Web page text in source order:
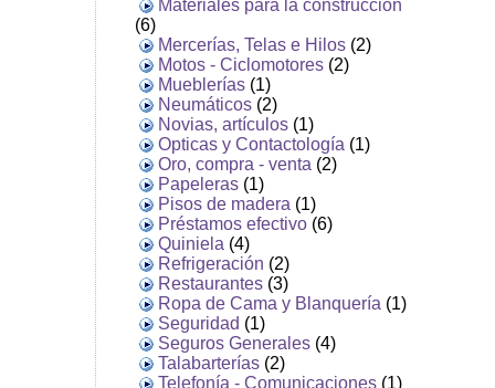
Materiales para la construcción
(6)
Mercerías, Telas e Hilos (2)
Motos - Ciclomotores (2)
Mueblerías (1)
Neumáticos (2)
Novias, artículos (1)
Opticas y Contactología (1)
Oro, compra - venta (2)
Papeleras (1)
Pisos de madera (1)
Préstamos efectivo (6)
Quiniela (4)
Refrigeración (2)
Restaurantes (3)
Ropa de Cama y Blanquería (1)
Seguridad (1)
Seguros Generales (4)
Talabarterías (2)
Telefonía - Comunicaciones (1)